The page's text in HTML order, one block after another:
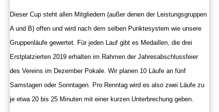
Dieser Cup steht allen Mitgliedern (außer denen der Leistungsgruppen
A und B) offen und wird nach dem selben Punktesystem wie unsere
Gruppenläufe gewertet. Für jeden Lauf gibt es Medaillen, die drei
Erstplatzierten 2019 erhalten im Rahmen der Jahresabschlussfeier
des Vereins im Dezember Pokale. Wir planen 10 Läufe an fünf
Samstagen oder Sonntagen. Pro Renntag wird es also zwei Läufe zu
je etwa 20 bis 25 Minuten mit einer kurzen Unterbrechung geben.